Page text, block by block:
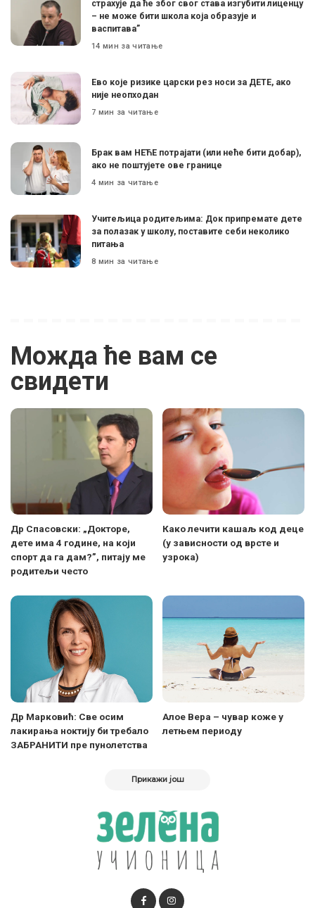
страхује да ће због свог става изгубити лиценцу
– не може бити школа која образује и
васпитава”
14 мин за читање
Ево које ризике царски рез носи за ДЕТЕ, ако
није неопходан
7 мин за читање
Брак вам НЕЋЕ потрајати (или неће бити добар),
ако не поштујете ове границе
4 мин за читање
Учитељица родитељима: Док припремате дете
за полазак у школу, поставите себи неколико
питања
8 мин за читање
Можда ће вам се
свидети
Др Спасовски: „Докторе,
дете има 4 године, на који
спорт да га дам?”, питају ме
родитељи често
Како лечити кашаљ код деце
(у зависности од врсте и
узрока)
Др Марковић: Све осим
лакирања ноктију би требало
ЗАБРАНИТИ пре пунолетства
Алое Вера – чувар коже у
летњем периоду
Прикажи још